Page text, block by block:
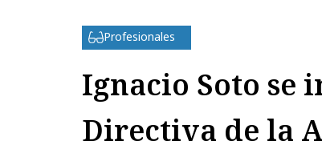
Profesionales
Ignacio Soto se
Directiva de la